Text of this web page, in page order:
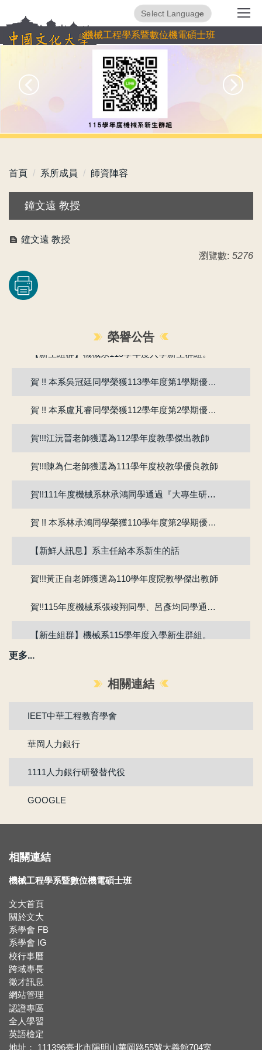
到
主
機械工程學系暨數位機電碩士班
Translate
首頁 系所成員 師資陣容
鐘文遠 教授
鐘文遠 教授
瀏覽數: 5276
榮譽公告
賀 !! 本系吳冠廷同學榮獲113學年度第1學期優良教學助理
賀 !! 本系盧芃睿同學榮獲112學年度第2學期優良教學助理
賀!!!江沅晉老師獲選為112學年度教學傑出教師
賀!!!陳為仁老師獲選為111學年度校教學優良教師
賀!!111年度機械系林承鴻同學通過『大專生研究計畫』
賀 !! 本系林承鴻同學榮獲110學年度第2學期優良教學助理
【新鮮人訊息】系主任給本系新生的話
賀!!!黃正自老師獲選為110學年度院教學傑出教師
【新生組群】機械系115學年度入學新生群組。
賀!!!江沅晉老師獲選為112學年度教學傑出教師
賀!!!陳為仁老師獲選為111學年度校教學優良教師
賀!!!黃正自老師獲選為110學年度院教學傑出教師
【新生組群】機械系115學年度入學新生群組。
賀!!!江沅晉老師獲選為112學年度教學傑出教師
賀!!!陳為仁老師獲選為111學年度校教學優良教師
更多...
相關連結
IEET中華工程教育學會
華岡人力銀行
1111人力銀行研發替代役
GOOGLE
相關連結
機械工程學系暨數位機電碩士班
文大首頁
關於文大
系學會 FB
系學會 IG
校行事曆
跨域專長
徵才訊息
網站管理
認證專區
全人學習
英語檢定
地址： 111396臺北市陽明山華岡路55號大義館704室